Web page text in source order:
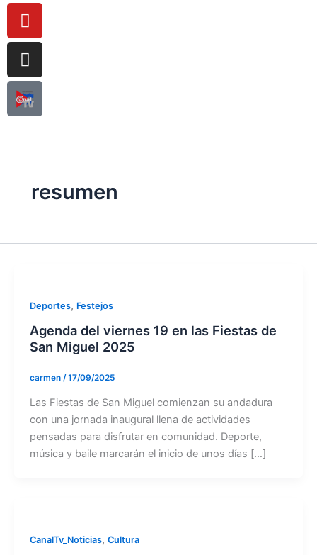
resumen
Deportes, Festejos
Agenda del viernes 19 en las Fiestas de
San Miguel 2025
carmen /17/09/2025
Las Fiestas de San Miguel comienzan su andadura
con una jornada inaugural llena de actividades
pensadas para disfrutar en comunidad. Deporte,
música y baile marcarán el inicio de unos días […]
CanalTv_Noticias, Cultura